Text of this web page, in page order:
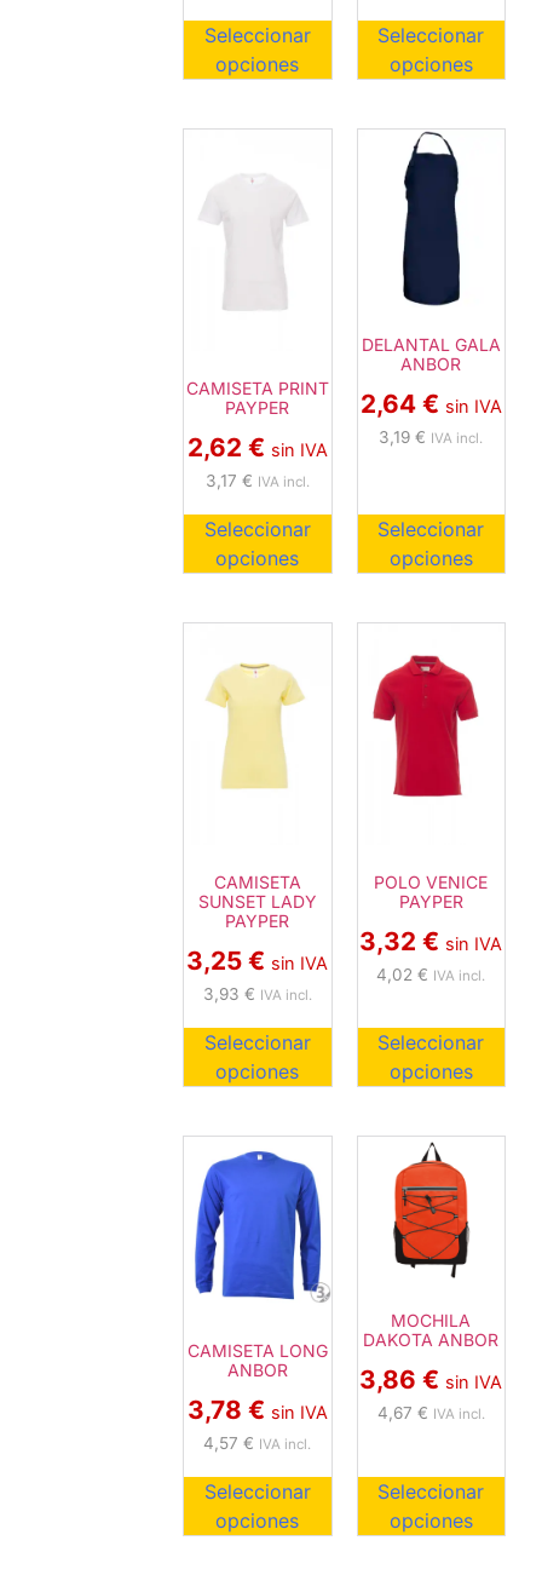
Seleccionar
opciones
Seleccionar
opciones
CAMISETA PRINT
PAYPER
2,62 € sin IVA
3,17 € IVA incl.
Seleccionar
opciones
DELANTAL GALA
ANBOR
2,64 € sin IVA
3,19€ IVA incl.
Seleccionar
opciones
CAMISETA
SUNSET LADY
PAYPER
3,25€ sin IVA
3,93 € IVA incl.
Seleccionar
opciones
POLO VENICE
PAYPER
3,32€ sin IVA
4,02€ IVA incl.
Seleccionar
opciones
CAMISETA LONG
ANBOR
3,78 € sin IVA
4,57€ IVA incl.
Seleccionar
opciones
MOCHILA
DAKOTA ANBOR
3,86€ sin IVA
4,67 € IVA incl.
Seleccionar
opciones